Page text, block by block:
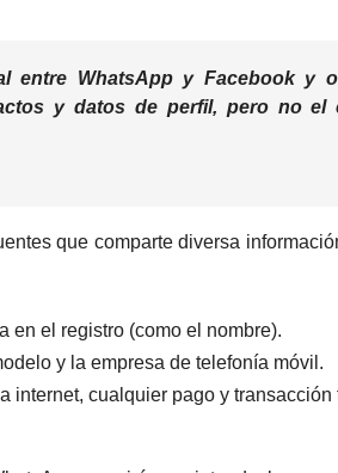
entre WhatsApp y Facebook y
y datos de perfil, pero no el
que comparte diversa
en el registro (como el nombre).
y la empresa de telefonía móvil.
internet, cualquier pago y